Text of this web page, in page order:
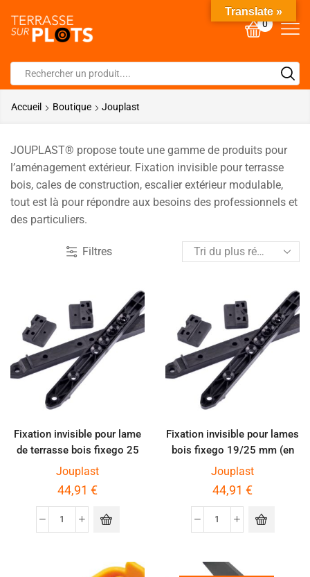
0
Accueil Boutique Jouplast
JOUPLAST® propose toute une gamme de produits pour
l’aménagement extérieur. Fixation invisible pour terrasse
bois, cales de construction, escalier extérieur modulable,
tout est là pour répondre aux besoins des professionnels et
des particuliers.
Filtres
Fixation invisible pour lame
de terrasse bois fixego 25
mm et plus (en seau)
Jouplast
44,91 €
Fixation invisible pour lames
bois fixego 19/25 mm (en
seau)
Jouplast
44,91 €
Translate »